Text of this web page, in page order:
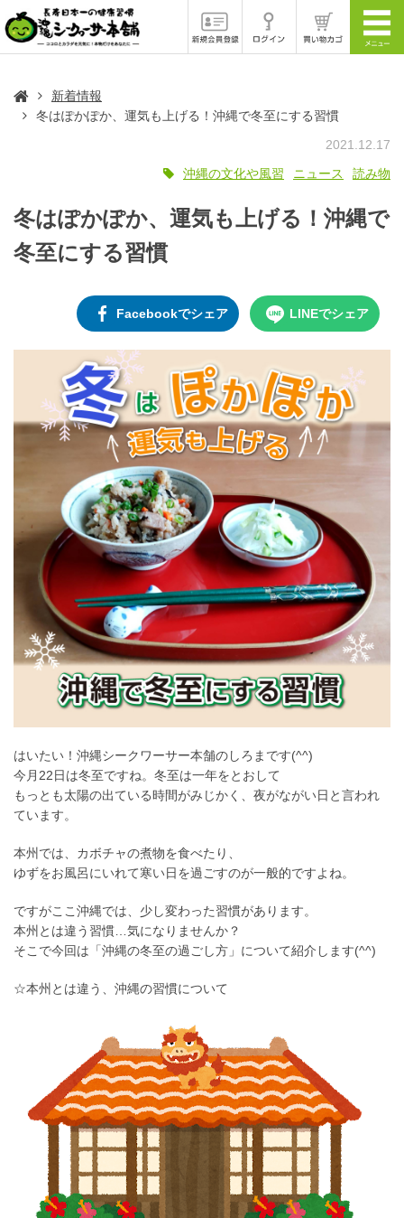
新着情報
冬はぽかぽか、運気も上げる！沖縄で冬至にする習慣
2021.12.17
沖縄の文化や風習
ニュース 読み物
冬はぽかぽか、運気も上げる！沖縄で
冬至にする習慣
Facebookでシェア LINEでシェア
はいたい！沖縄シークワーサー本舗のしろまです(^^)
今月22日は冬至ですね。 冬至は一年をとおして
もっとも太陽の出ている時間がみじかく、夜がながい日と言われ
ています。
本州では、カボチャの煮物を食べたり、
ゆずをお風呂にいれて寒い日を過ごすのが一般的ですよね。
ですがここ沖縄では、 少し変わった習慣があります。
本州とは違う習慣…気になりませんか？
そこで今回は 「沖縄の冬至の過ごし方」 について紹介します(^^)
☆本州とは違う、沖縄の習慣について